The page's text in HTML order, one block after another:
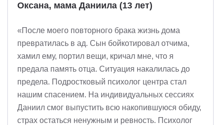
Оксана, мама Даниила (13 лет)
«После моего повторного брака жизнь дома
превратилась в ад. Сын бойкотировал отчима,
хамил ему, портил вещи, кричал мне, что я
предала память отца. Ситуация накалилась до
предела. Подростковый психолог центра стал
нашим спасением. На индивидуальных сессиях
Даниил смог выпустить всю накопившуюся обиду,
страх остаться ненужным и ревность. Психолог